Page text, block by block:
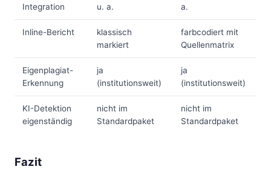
Integration
u. a.
a.
Inline-Bericht
klassisch
markiert
farbcodiert mit
Quellenmatrix
Eigenplagiat-
Erkennung
ja
(institutionsweit)
ja
(institutionsweit)
KI-Detektion
eigenständig
nicht im
Standardpaket
nicht im
Standardpaket
Fazit